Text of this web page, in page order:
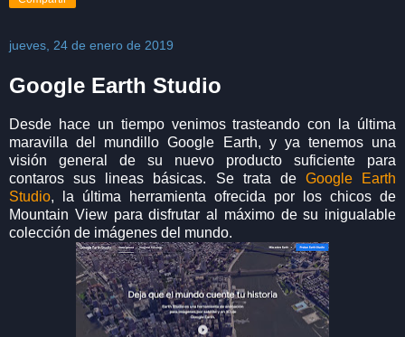
jueves, 24 de enero de 2019
Google Earth Studio
Desde hace un tiempo venimos trasteando con la última
maravilla del mundillo Google Earth, y ya tenemos una
visión general de su nuevo producto suficiente para
contaros sus lineas básicas. Se trata de Google Earth
Studio, la última herramienta ofrecida por los chicos de
Mountain View para disfrutar al máximo de su inigualable
colección de imágenes del mundo.